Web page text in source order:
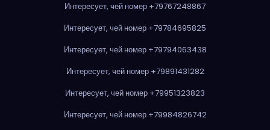
Интересует, чей номер +79767248867
Интересует, чей номер +79784695825
Интересует, чей номер +79794063438
Интересует, чей номер +79891431282
Интересует, чей номер +79951323823
Интересует, чей номер +79984826742